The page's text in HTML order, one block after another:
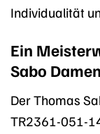
Individualität
Ein
Sabo
Der Thomas
TR2361-051-